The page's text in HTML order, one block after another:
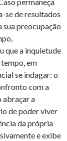
se de resultados
sua preocupação
que a inquietude
em
se indagar: o
com a
abraçar a
de poder viver
da própria
e exibe